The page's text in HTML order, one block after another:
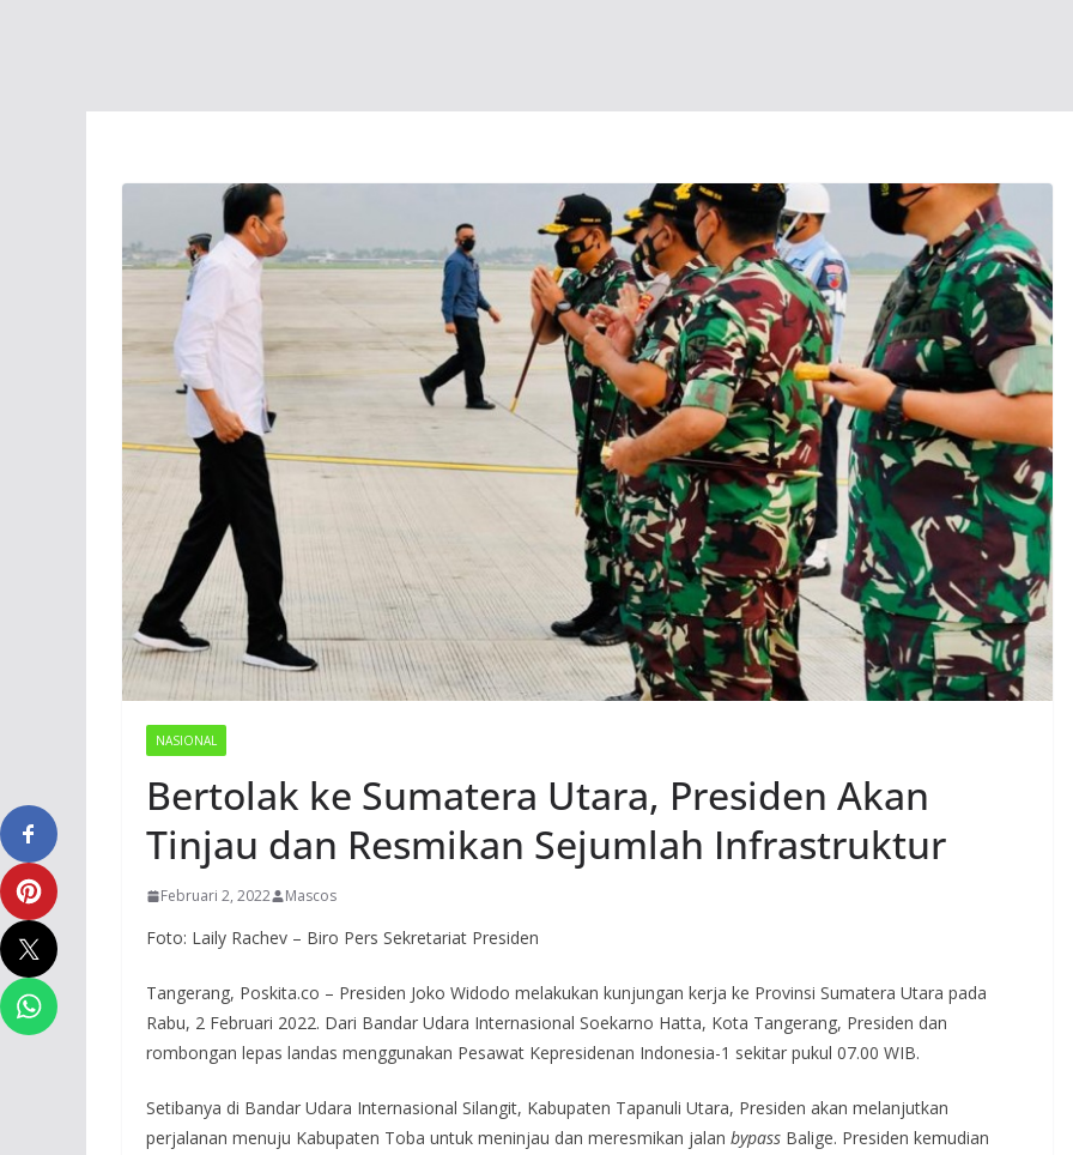
NASIONAL
Bertolak ke Sumatera Utara, Presiden Akan
Tinjau dan Resmikan Sejumlah Infrastruktur
Februari 2, 2022 Mascos
Foto: Laily Rachev – Biro Pers Sekretariat Presiden
Tangerang, Poskita.co – Presiden Joko Widodo melakukan kunjungan kerja ke Provinsi Sumatera Utara pada
Rabu, 2 Februari 2022. Dari Bandar Udara Internasional Soekarno Hatta, Kota Tangerang, Presiden dan
rombongan lepas landas menggunakan Pesawat Kepresidenan Indonesia-1 sekitar pukul 07.00 WIB.
Setibanya di Bandar Udara Internasional Silangit, Kabupaten Tapanuli Utara, Presiden akan melanjutkan
perjalanan menuju Kabupaten Toba untuk meninjau dan meresmikan jalan bypass Balige. Presiden kemudian